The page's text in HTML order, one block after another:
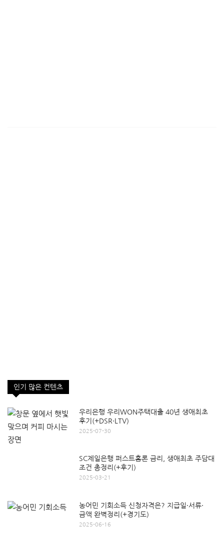
인기 많은 컨텐츠
우리은행 우리WON주택대출 40년 생애최초
후기(+DSR·LTV)
2025-07-30
SC제일은행 퍼스트홈론 금리, 생애최초 주담대
조건 총정리(+후기)
2025-03-21
농어민 기회소득 신청자격은? 지급일·서류·
금액 완벽정리(+경기도)
2025-06-16